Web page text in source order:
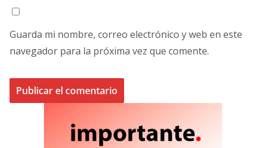
Guarda mi nombre, correo electrónico y web en este
navegador para la próxima vez que comente.